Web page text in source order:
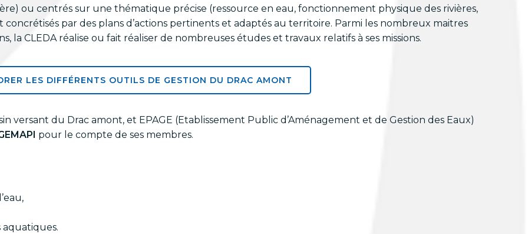
ou centrés sur une thématique précise (ressource en eau, fonctionnement physique des rivières,
par des plans d’actions pertinents et adaptés au territoire. Parmi les nombreux maitres
CLEDA réalise ou fait réaliser de nombreuses études et travaux relatifs à ses missions.
LES DIFFÉRENTS OUTILS DE GESTION DU DRAC AMONT
versant du Drac amont, et EPAGE (Etablissement Public d’Aménagement et de Gestion des Eaux)
pour le compte de ses membres.